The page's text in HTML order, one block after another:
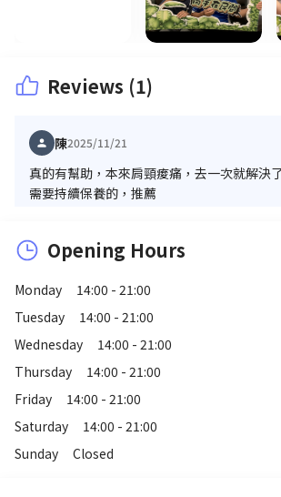
Reviews (1)
陳2025/11/21
真的有幫助，本來肩頸痠痛，去一次就解決
需要持續保養的，推薦
Opening Hours
Monday
14:00 - 21:00
Tuesday
14:00 - 21:00
Wednesday
14:00 - 21:00
Thursday
14:00 - 21:00
Friday
14:00 - 21:00
Saturday
14:00 - 21:00
Sunday
Closed